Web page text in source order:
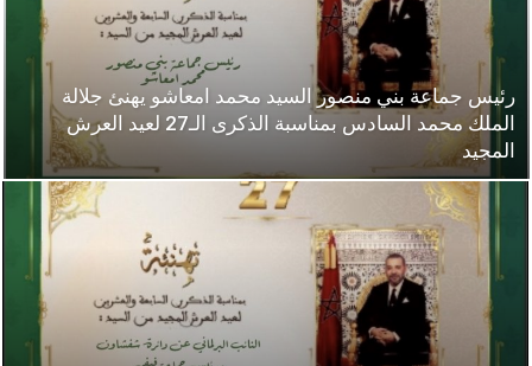
رئيس جماعة بني منصور السيد محمد امعاشو يهنئ جلالة
الملك محمد السادس بمناسبة الذكرى الـ27 لعيد العرش
المجيد